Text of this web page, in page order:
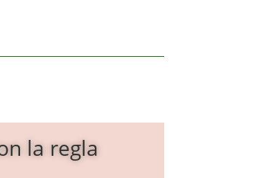
la regla